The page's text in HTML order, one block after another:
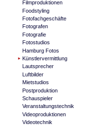
Filmproduktionen
Foodstyling
Fotofachgeschäfte
Fotografen
Fotografie
Fotostudios
Hamburg Fotos
Künstlervermittlung
Lautsprecher
Luftbilder
Mietstudios
Postproduktion
Schauspieler
Veranstaltungstechnik
Videoproduktionen
Videotechnik